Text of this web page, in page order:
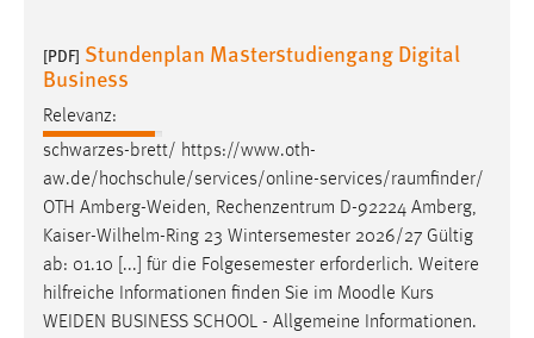
[PDF] Stundenplan Masterstudiengang Digital
Business
Relevanz:
schwarzes-brett/ https://www.oth-
aw.de/hochschule/services/online-services/raumfinder/
OTH Amberg-Weiden, Rechenzentrum D-92224 Amberg,
Kaiser-Wilhelm-Ring 23 Wintersemester 2026/27 Gültig
ab: 01.10 [...] für die Folgesemester erforderlich. Weitere
hilfreiche Informationen finden Sie im Moodle Kurs
WEIDEN BUSINESS SCHOOL - Allgemeine Informationen.